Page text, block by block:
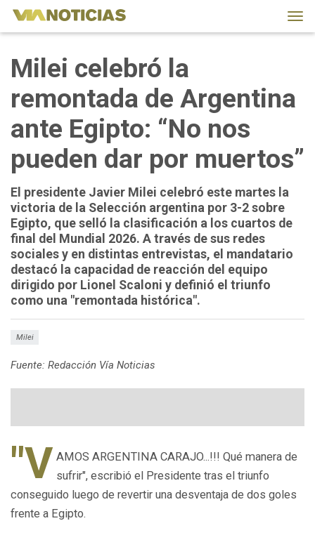
Milei celebró la
remontada de Argentina
ante Egipto: “No nos
pueden dar por muertos”
El presidente Javier Milei celebró este martes la
victoria de la Selección argentina por 3-2 sobre
Egipto, que selló la clasificación a los cuartos de
final del Mundial 2026. A través de sus redes
sociales y en distintas entrevistas, el mandatario
destacó la capacidad de reacción del equipo
dirigido por Lionel Scaloni y definió el triunfo
como una "remontada histórica".
Milei
Fuente: Redacción Vía Noticias
"V AMOS ARGENTINA CARAJO...!!! Qué manera de
sufrir", escribió el Presidente tras el triunfo
conseguido luego de revertir una desventaja de dos goles
frente a Egipto.